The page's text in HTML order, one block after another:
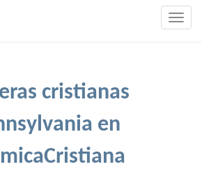
cristianas
en